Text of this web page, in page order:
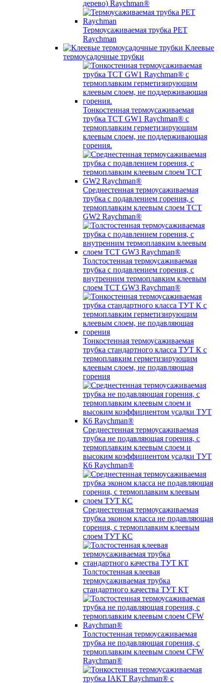
дерево) Raychman®
Термоусаживаемая трубка PET
Raychman
Клеевые
термоусадочные трубки
Тонкостенная термоусаживаемая
трубка TCT GW1 Raychman® с
термоплавким герметизирующим
клеевым слоем, не поддерживающая
горения.
Среднестенная термоусаживаемая
трубка c подавлением горения, с
термоплавким клеевым слоем TCT
GW2 Raychman®
Толстостенная термоусаживаемая
трубка c подавлением горения, с
внутренним термоплавким клеевым
слоем TCT GW3 Raychman®
Тонкостенная термоусаживаемая
трубка стандартного класса ТУТ К с
термоплавким герметизирующим
клеевым слоем, не подавляющая
горения
Среднестенная термоусаживаемая
трубка не подавляющая горения, с
термоплавким клеевым слоем и
высоким коэффициентом усадки ТУТ
К6 Raychman®
Среднестенная термоусаживаемая
трубка эконом класса не подавляющая
горения, с термоплавким клеевым
слоем ТУТ КС
Толстостенная клеевая
термоусаживаемая трубка
стандартного качества ТУТ КТ
Толстостенная термоусаживаемая
трубка не подавляющая горения, с
термоплавким клеевым слоем CFW
Raychman®